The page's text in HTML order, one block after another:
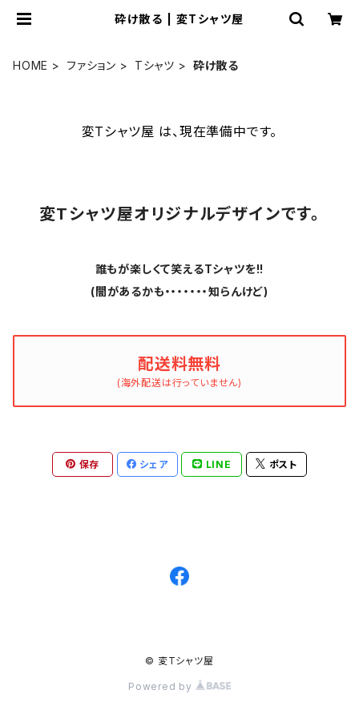
砕け散る | 変Tシャツ屋
HOME ファション Tシャツ 砕け散る
変Tシャツ屋 は、現在準備中です。
変Tシャツ屋オリジナルデザインです。
誰もが楽しくて笑えるTシャツを!!
(闇があるかも・・・・・・・知らんけど)
配送料無料
(海外配送は行っていません)
保存 シェア LINE ポスト
© 変Tシャツ屋
Powered by